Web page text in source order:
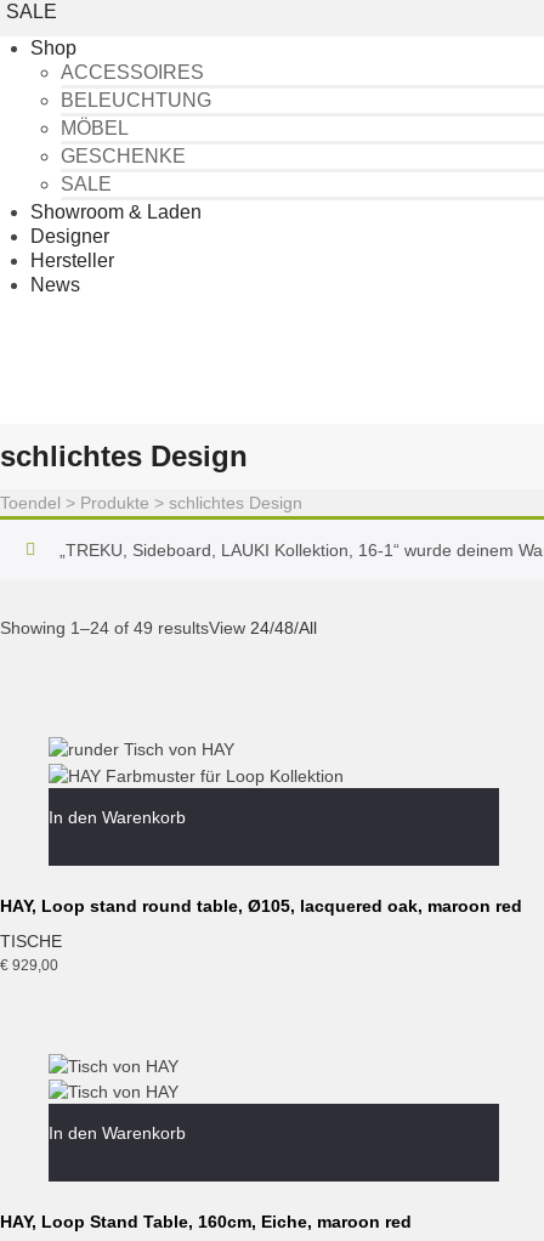
SALE
Shop
ACCESSOIRES
BELEUCHTUNG
MÖBEL
GESCHENKE
SALE
Showroom & Laden
Designer
Hersteller
News
schlichtes Design
Toendel > Produkte > schlichtes Design
„TREKU, Sideboard, LAUKI Kollektion, 16-1“ wurde deinem
Showing 1–24 of 49 resultsView 24/48/All
In den Warenkorb
HAY, Loop stand round table, Ø105, lacquered oak, maroon red
TISCHE
€ 929,00
In den Warenkorb
HAY, Loop Stand Table, 160cm, Eiche, maroon red